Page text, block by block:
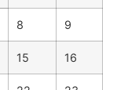
8 9
15 16